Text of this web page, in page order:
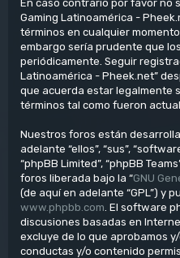
En caso contrario por favor no
Gaming Latinoamérica -
términos en cualquier
embargo sería prudente que
periódicamente. Seguir
Latinoamérica - Pheek.net”
que acuerda estar legalmente
términos tal como fueron
Nuestros foros están
adelante “ellos”, “sus”,
“phpBB Limited”, “phpBB
foros liberada bajo la “GNU
(de aquí en adelante “GPL”) y
www.phpbb.com . El software
discusiones basadas en
excluye de lo que aprobamos
conductas y/o contenido